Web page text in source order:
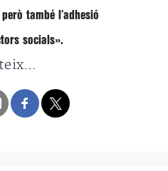
també l’adhesió
socials».